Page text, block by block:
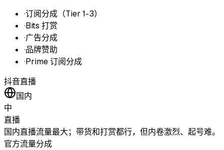
·订阅分成（Tier 1-3）
·Bits 打赏
·广告分成
·品牌赞助
·Prime 订阅分成
抖音直播
国内
中
直播
国内直播流量最大；带货和打赏都行，但内卷激烈、起号难。
官方流量分成